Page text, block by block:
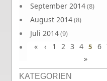
September 2014(8)
August 2014(8)
Juli 2014(9)
Juni 2014(8)
« ‹ 1 2 3 4 5 6
»
KATEGORIEN